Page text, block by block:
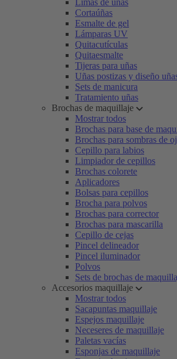
Limas de uñas
Cortaúñas
Esmalte de gel
Lámparas UV
Quitacutículas
Quitaesmalte
Tijeras para uñas
Uñas postizas y diseño
Sets de manicura
Tratamiento uñas
Brochas de maquillaje
Mostrar todos
Brochas para base de
Brochas para sombras de
Cepillo para labios
Limpiador de cepillos
Brochas colorete
Aplicadores
Bolsas para cepillos
Brocha para polvos
Brochas para corrector
Brochas para mascarilla
Cepillo de cejas
Pincel delineador
Pincel iluminador
Polvos
Sets de brochas de
Accesorios maquillaje
Mostrar todos
Sacapuntas maquillaje
Espejos maquillaje
Neceseres de maquillaje
Paletas vacías
Esponjas de maquillaje